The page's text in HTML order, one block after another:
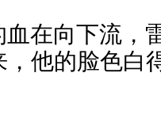
在向下流，
，他的脸色白